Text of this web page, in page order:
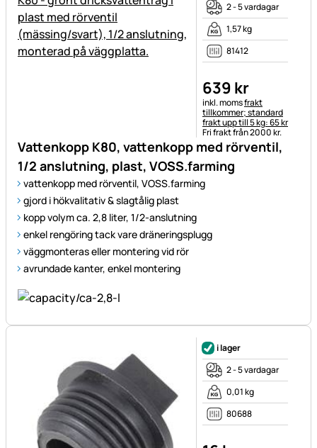
Vattenkopp K80, vattenkopp med rörventil,
1/2 anslutning, plast, VOSS.farming
vattenkopp med rörventil, VOSS.farming
gjord i hökvalitativ & slagtålig plast
kopp volym ca. 2,8 liter, 1/2-anslutning
enkel rengöring tack vare dräneringsplugg
väggmonteras eller montering vid rör
avrundade kanter, enkel montering
2 - 5 vardagar
1,57 kg
81412
639 kr
Skatteinformation:
inkl. momsfrakt
tillkommer; standard
frakt upp till 5 kg: 65 kr
Fri frakt från 2000 kr.
i lager
2 - 5 vardagar
0,01 kg
80688